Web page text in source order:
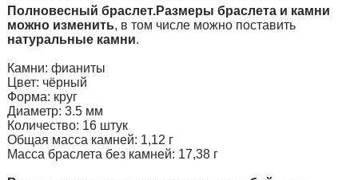
Полновесный браслет.Размеры браслета и камни
можно изменить, в том числе можно поставить
натуральные камни.
Камни: фианиты
Цвет: чёрный
Форма: круг
​Диаметр: 3.5 мм​
Количество: 16 штук
​Общая масса камней: 1,12 г
Масса браслета без камней: 17,38 г